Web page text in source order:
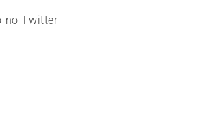
no Twitter